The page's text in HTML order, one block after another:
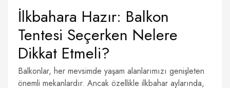
İlkbahara Hazır: Balkon
Tentesi Seçerken Nelere
Dikkat Etmeli?
Balkonlar, her mevsimde yaşam alanlarımızı genişleten
önemli mekanlardır. Ancak özellikle ilkbahar aylarında,